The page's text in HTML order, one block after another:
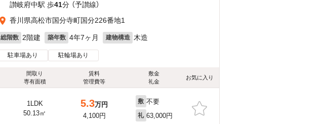
讃岐府中駅 歩41分 （予讃線）
香川県高松市国分寺町国分226番地1
総階数 2階建 築年数 4年7ヶ月 建物構造 木造
駐車場あり 駐輪場あり
間取り
専有面積
賃料
管理費等
敷金
礼金
お気に入り
1LDK
50.13㎡
5.3万円
4,100円
敷 不要
礼 63,000円